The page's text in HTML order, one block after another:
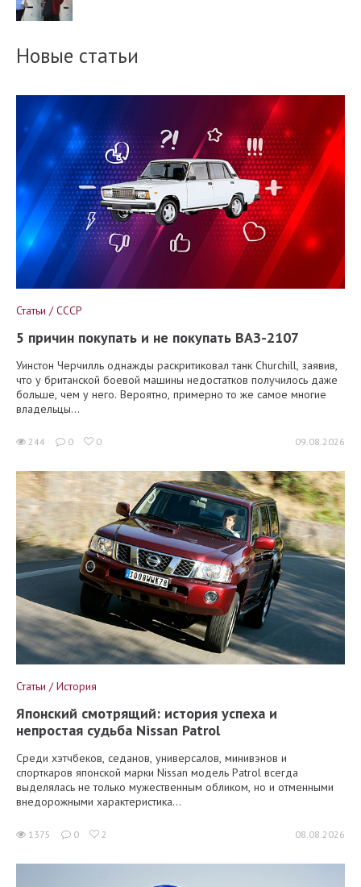
Новые статьи
Статьи / СССР
5 причин покупать и не покупать ВАЗ-2107
Уинстон Черчилль однажды раскритиковал танк Churchill, заявив,
что у британской боевой машины недостатков получилось даже
больше, чем у него. Вероятно, примерно то же самое многие
владельцы...
244 0 0 09.08.2026
Статьи / История
Японский смотрящий: история успеха и
непростая судьба Nissan Patrol
Среди хэтчбеков, седанов, универсалов, минивэнов и
спорткаров японской марки Nissan модель Patrol всегда
выделялась не только мужественным обликом, но и отменными
внедорожными характеристика...
1375 0 2 08.08.2026